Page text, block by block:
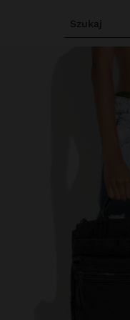
Szukaj